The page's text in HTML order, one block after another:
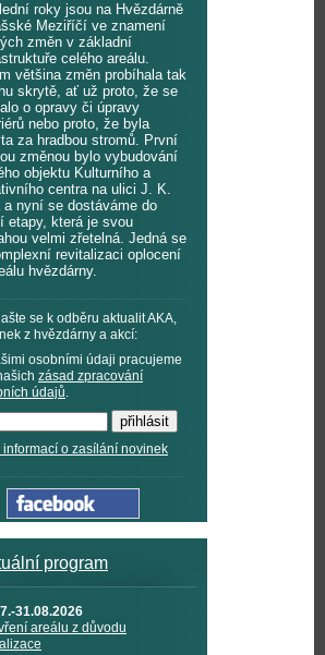
roky jsou na Hvězdárně
Meziříčí ve znamení
změn v základní
celého areálu.
většina změn probíhala tak
skrytě, ať už proto, že se
o opravy či úpravy
nebo proto, že byla
za hradbou stromů. První
změnou bylo vybudování
objektu Kulturního a
centra na ulici J. K.
a nyní se dostáváme do
etapy, která je svou
velmi zřetelná. Jedná se
revitalizaci oplocení
hvězdárny.
se k odběru aktualit AKA,
z hvězdárny a akcí:
osobními údaji pracujeme
zásad zpracování
údajů.
informací o zasílání novinek
program
31.08.2026
areálu z důvodu